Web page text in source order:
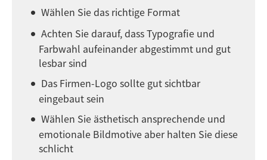
Wählen Sie das richtige Format
Achten Sie darauf, dass Typografie und
Farbwahl aufeinander abgestimmt und gut
lesbar sind
Das Firmen-Logo sollte gut sichtbar
eingebaut sein
Wählen Sie ästhetisch ansprechende und
emotionale Bildmotive aber halten Sie diese
schlicht